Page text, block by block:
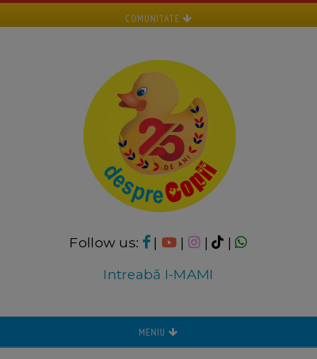
COMUNITATE
Follow us: | | |
|
Intreabă I-MAMI
MENIU